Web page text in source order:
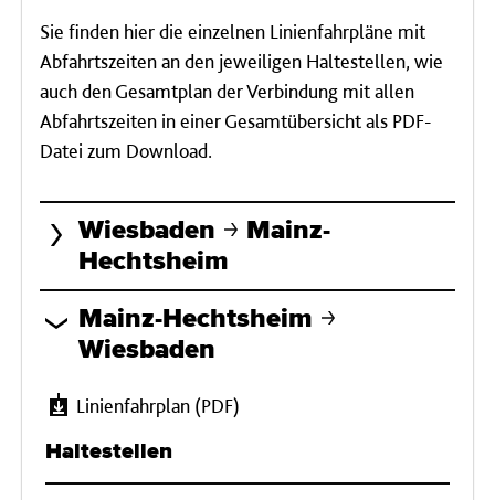
Sie finden hier die einzelnen Linienfahrpläne mit
Abfahrtszeiten an den jeweiligen Haltestellen, wie
auch den Gesamtplan der Verbindung mit allen
Abfahrtszeiten in einer Gesamtübersicht als PDF-
Datei zum Download.
Wiesbaden
Mainz-
Hechtsheim
Mainz-Hechtsheim
Wiesbaden
Linienfahrplan (PDF)
Haltestellen